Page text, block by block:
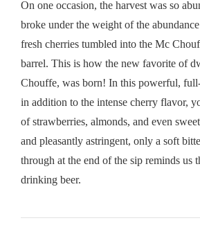
On one occasion, the harvest was so
broke under the weight of the
fresh cherries tumbled into the Mc
barrel. This is how the new favorite of
Chouffe, was born! In this powerful,
in addition to the intense cherry flavor,
of strawberries, almonds, and even
and pleasantly astringent, only a soft
through at the end of the sip reminds us
drinking beer.